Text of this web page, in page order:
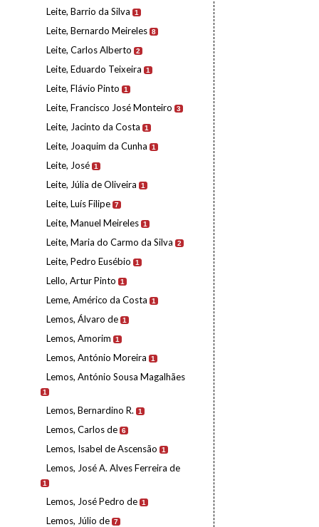
Leite, Barrio da Silva 1
Leite, Bernardo Meireles 8
Leite, Carlos Alberto 2
Leite, Eduardo Teixeira 1
Leite, Flávio Pinto 1
Leite, Francisco José Monteiro 3
Leite, Jacinto da Costa 1
Leite, Joaquim da Cunha 1
Leite, José 1
Leite, Júlia de Oliveira 1
Leite, Luís Filipe 7
Leite, Manuel Meireles 1
Leite, Maria do Carmo da Silva 2
Leite, Pedro Eusébio 1
Lello, Artur Pinto 1
Leme, Américo da Costa 1
Lemos, Álvaro de 1
Lemos, Amorim 1
Lemos, António Moreira 1
Lemos, António Sousa Magalhães
1
Lemos, Bernardino R. 1
Lemos, Carlos de 6
Lemos, Isabel de Ascensão 1
Lemos, José A. Alves Ferreira de
1
Lemos, José Pedro de 1
Lemos, Júlio de 7